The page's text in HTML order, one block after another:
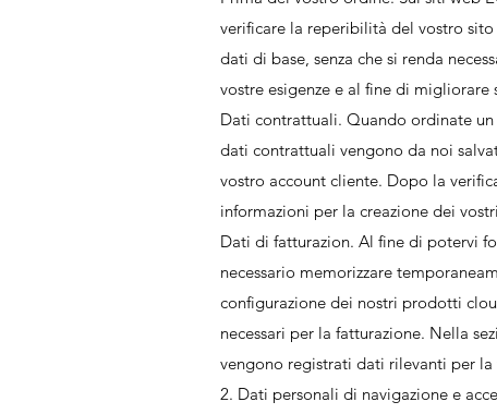
verificare la reperibilità del vostro
dati di base, senza che si renda
vostre esigenze e al fine di
Dati contrattuali. Quando ordinate
dati contrattuali vengono da noi
vostro account cliente. Dopo la
informazioni per la creazione dei
Dati di fatturazion. Al fine di potervi
necessario memorizzare
configurazione dei nostri prodotti
necessari per la fatturazione. Nella
vengono registrati dati rilevanti per la
2. Dati personali di navigazione e